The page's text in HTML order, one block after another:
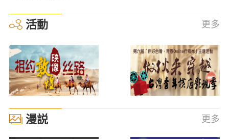
活動 更多
漫説 更多